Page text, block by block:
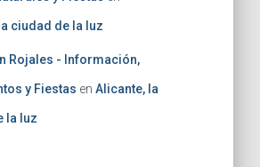
ciudad de la luz
Rojales - Información,
y Fiestas en Alicante, la
la luz